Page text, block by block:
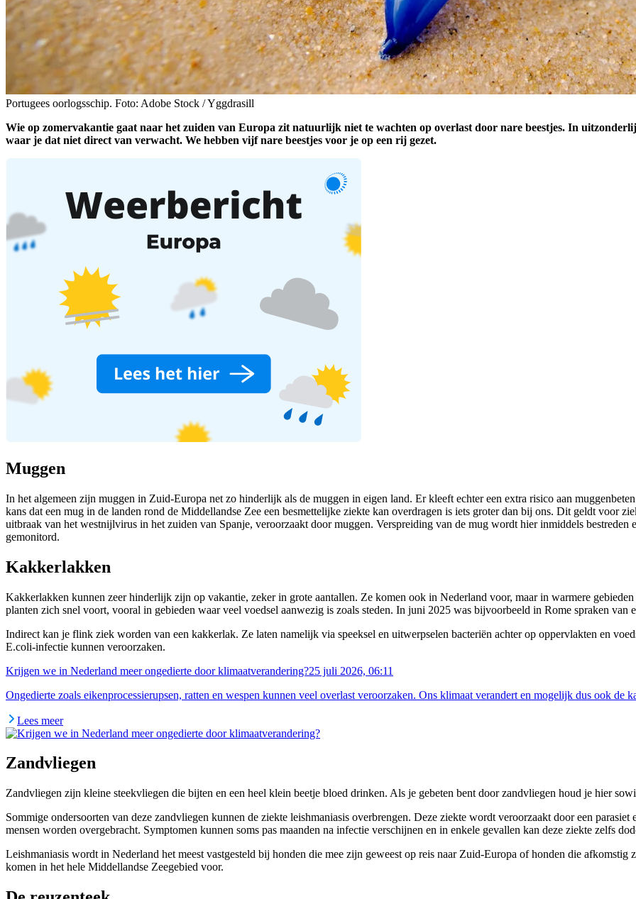
Portugees oorlogsschip. Foto: Adobe Stock / Yggdrasill
Wie op zomervakantie gaat naar het zuiden van Europa zit natuurlijk niet te wachten op overlast door nare beestjes. In
waar je dat niet direct van verwacht. We hebben vijf nare beestjes voor je op een rij gezet.
Muggen
In het algemeen zijn muggen in Zuid-Europa net zo hinderlijk als de muggen in eigen land. Er kleeft echter een extra risico aan
kans dat een mug in de landen rond de Middellandse Zee een besmettelijke ziekte kan overdragen is iets groter dan bij ons. Dit geldt voor
uitbraak van het westnijlvirus in het zuiden van Spanje, veroorzaakt door muggen. Verspreiding van de mug wordt hier inmiddels bestreden
gemonitord.
Kakkerlakken
Kakkerlakken kunnen zeer hinderlijk zijn op vakantie, zeker in grote aantallen. Ze komen ook in Nederland voor, maar in warmere
planten zich snel voort, vooral in gebieden waar veel voedsel aanwezig is zoals steden. In juni 2025 was bijvoorbeeld in Rome spraken van
Indirect kan je flink ziek worden van een kakkerlak. Ze laten namelijk via speeksel en uitwerpselen bacteriën achter op oppervlakten en
E.coli-infectie kunnen veroorzaken.
Krijgen we in Nederland meer ongedierte door klimaatverandering?25 juli 2026, 06:11
Ongedierte zoals eikenprocessierupsen, ratten en wespen kunnen veel overlast veroorzaken. Ons klimaat verandert en mogelijk dus ook de
Lees meer
Zandvliegen
Zandvliegen zijn kleine steekvliegen die bijten en een heel klein beetje bloed drinken. Als je gebeten bent door zandvliegen houd je hier
Sommige ondersoorten van deze zandvliegen kunnen de ziekte leishmaniasis overbrengen. Deze ziekte wordt veroorzaakt door een
mensen worden overgebracht. Symptomen kunnen soms pas maanden na infectie verschijnen en in enkele gevallen kan deze ziekte zelfs
Leishmaniasis wordt in Nederland het meest vastgesteld bij honden die mee zijn geweest op reis naar Zuid-Europa of honden die
komen in het hele Middellandse Zeegebied voor.